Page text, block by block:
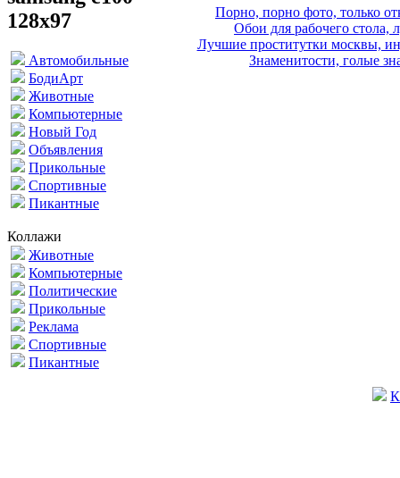
128x97
Автомобильные
БодиАрт
Животные
Компьютерные
Новый Год
Объявления
Прикольные
Спортивные
Пикантные
Коллажи
Животные
Компьютерные
Политические
Прикольные
Реклама
Спортивные
Пикантные
Порно, порно фото, только
Обои для рабочего стола,
Лучшие проститутки москвы,
Знаменитости, голые